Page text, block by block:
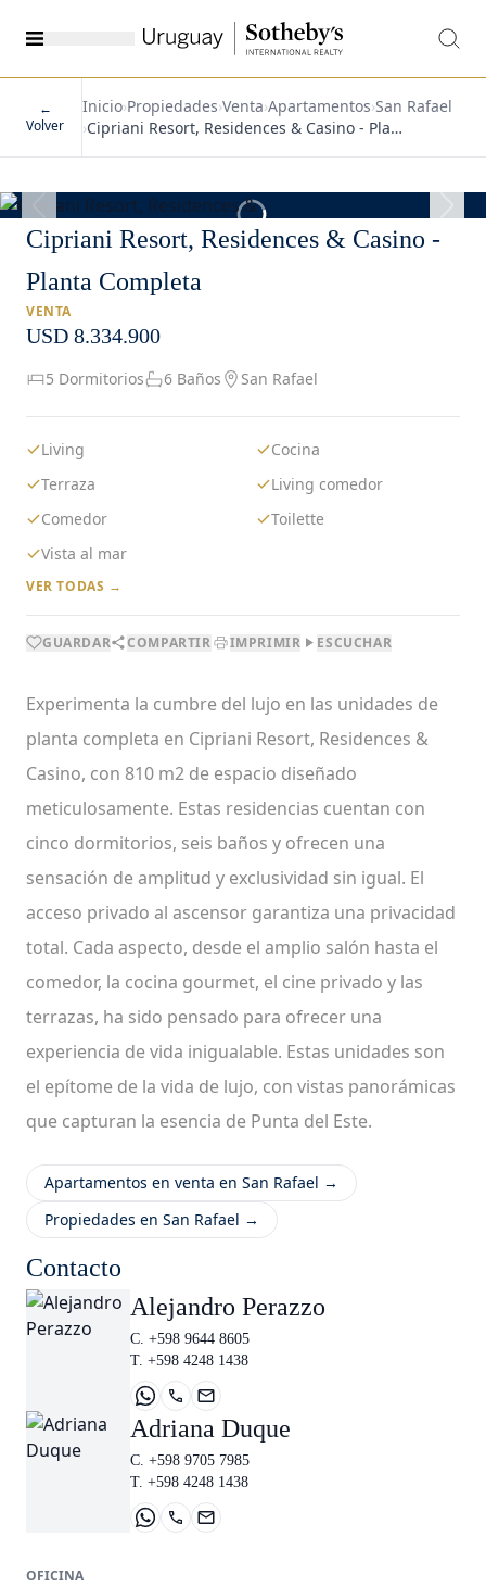
←
Volver
Inicio›Propiedades›Venta›Apartamentos›San Rafael
›Cipriani Resort, Residences & Casino - Pla…
Cipriani Resort, Residences & Casino -
Planta Completa
VENTA
USD 8.334.900
5 Dormitorios 6 Baños San Rafael
Living
Cocina
Terraza
Living comedor
Comedor
Toilette
Vista al mar
VER TODAS →
GUARDAR COMPARTIR IMPRIMIR ESCUCHAR
Experimenta la cumbre del lujo en las unidades de
planta completa en Cipriani Resort, Residences &
Casino, con 810 m2 de espacio diseñado
meticulosamente. Estas residencias cuentan con
cinco dormitorios, seis baños y ofrecen una
sensación de amplitud y exclusividad sin igual. El
acceso privado al ascensor garantiza una privacidad
total. Cada aspecto, desde el amplio salón hasta el
comedor, la cocina gourmet, el cine privado y las
terrazas, ha sido pensado para ofrecer una
experiencia de vida inigualable. Estas unidades son
el epítome de la vida de lujo, con vistas panorámicas
que capturan la esencia de Punta del Este.
Apartamentos en venta en San Rafael →
Propiedades en San Rafael →
Contacto
Alejandro Perazzo
C. +598 9644 8605
T. +598 4248 1438
Adriana Duque
C. +598 9705 7985
T. +598 4248 1438
OFICINA